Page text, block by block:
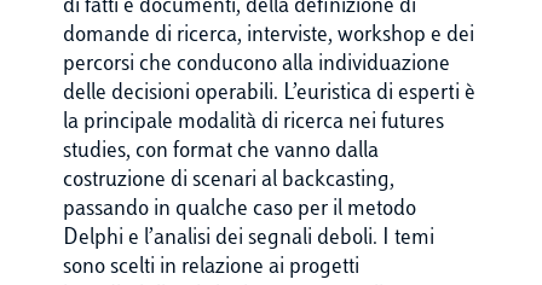
di fatti e documenti, della definizione di
domande di ricerca, interviste, workshop e dei
percorsi che conducono alla individuazione
delle decisioni operabili. L’euristica di esperti è
la principale modalità di ricerca nei futures
studies, con format che vanno dalla
costruzione di scenari al backcasting,
passando in qualche caso per il metodo
Delphi e l’analisi dei segnali deboli. I temi
sono scelti in relazione ai progetti